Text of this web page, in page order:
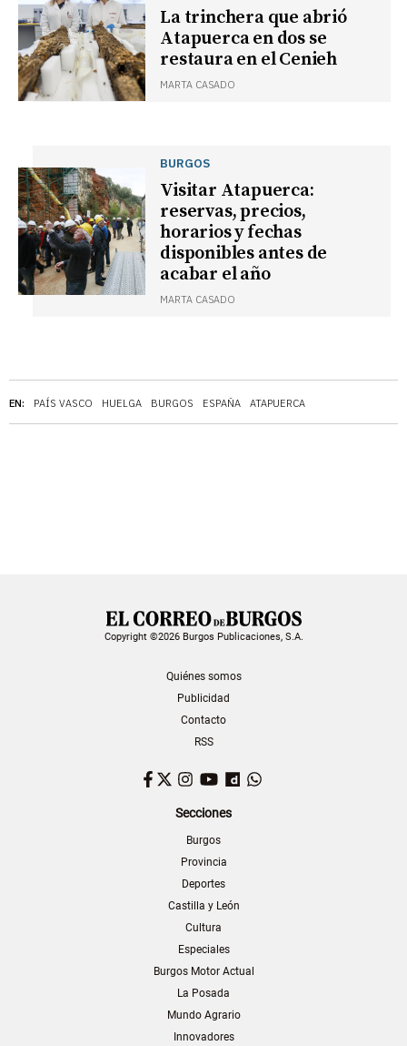
EN: PAÍS VASCO HUELGA BURGOS ESPAÑA ATAPUERCA
La trinchera que abrió
Atapuerca en dos se
restaura en el Cenieh
MARTA CASADO
BURGOS
Visitar Atapuerca:
reservas, precios,
horarios y fechas
disponibles antes de
acabar el año
MARTA CASADO
Copyright ©2026 Burgos Publicaciones, S.A.
Quiénes somos
Publicidad
Contacto
RSS
Facebook
TwitterInstagram
YouTubeDailymotion
Secciones
Burgos
Provincia
Deportes
Castilla y León
Cultura
Especiales
Burgos Motor Actual
La Posada
Mundo Agrario
Innovadores